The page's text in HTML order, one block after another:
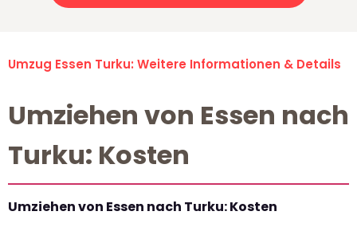
Umzug Essen Turku: Weitere Informationen & Details
Umziehen von Essen nach
Turku: Kosten
Umziehen von Essen nach Turku: Kosten